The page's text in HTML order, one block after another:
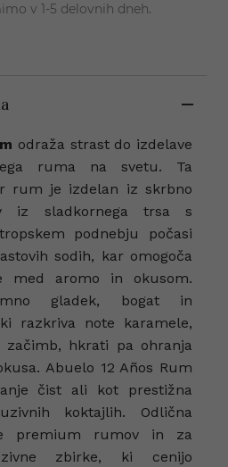
v 1-5 delovnih dneh.
odraža strast do izdelave
ruma na svetu. Ta
rum je izdelan iz skrbno
iz sladkornega trsa s
podnebju počasi
sodih, kar omogoča
med aromo in okusom.
gladek, bogat in
razkriva note karamele,
hkrati pa ohranja
Abuelo 12 Años Rum
čist ali kot prestižna
koktajlih. Odlična
premium rumov in za
zbirke, ki cenijo